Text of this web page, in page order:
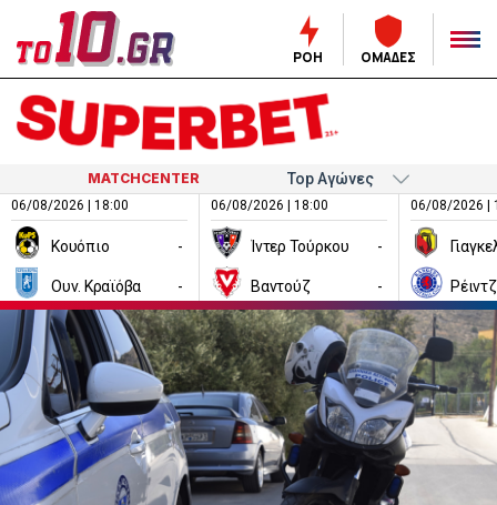
ΡΟΗ ΟΜΑΔΕΣ
MATCHCENTER
06/08/2026 | 18:00
Κουόπιο -
Ουν. Κραϊόβα -
06/08/2026 | 18:00
Ίντερ Τούρκου -
Βαντούζ -
06/08/2026 |